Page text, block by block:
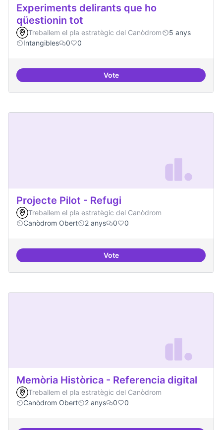
Experiments delirants que ho
qüestionin tot
Treballem el pla estratègic del Canòdrom
5 anys
Intangibles
0 0
VoteExperiments delirants que ho
Projecte Pilot - Refugi
Treballem el pla estratègic del Canòdrom
Canòdrom Obert
2 anys 0 0
VoteProjecte Pilot - Refugi
Memòria Històrica - Referencia digital
Treballem el pla estratègic del Canòdrom
Canòdrom Obert
2 anys 0 0